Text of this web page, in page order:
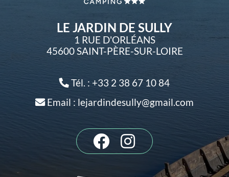
LE JARDIN DE SULLY
1 RUE D'ORLÉANS
45600 SAINT-PÈRE-SUR-LOIRE
Tél. : +33 2 38 67 10 84
Email : lejardindesully@gmail.com